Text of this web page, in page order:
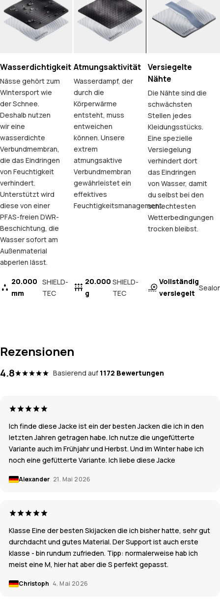
Wasserdichtigkeit
Nässe gehört zum
Wintersport wie
der Schnee.
Deshalb nutzen
wir eine
wasserdichte
Verbundmembran,
die das Eindringen
von Feuchtigkeit
verhindert.
Unterstützt wird
diese von einer
PFAS-freien DWR-
Beschichtung, die
Wasser sofort am
Außenmaterial
abperlen lässt.
20.000
mm
SHIELD-
TEC
Atmungsaktivität
Wasserdampf, der
durch die
Körperwärme
entsteht, muss
entweichen
können. Unsere
extrem
atmungsaktive
Verbundmembran
gewährleistet ein
effektives
Feuchtigkeitsmanagement.
20.000
g
SHIELD-
TEC
Versiegelte
Nähte
Die Nähte sind die
schwächsten
Stellen jedes
Kleidungsstücks.
Eine spezielle
Versiegelung
verhindert dort
das Eindringen
von Wasser, damit
du selbst bei den
schlechtesten
Wetterbedingungen
trocken bleibst.
Vollständig
versiegelt
Rezensionen
4.8 Basierend auf 1172 Bewertungen
Ich finde diese Jacke ist ein der besten Jacken die ich in den
letzten Jahren getragen habe. Ich nutze die ungefütterte
Variante auch im Frühjahr und Herbst. Und im Winter habe ich
noch eine gefütterte Variante. Ich liebe diese Jacke
Alexander 21. Mai 2026
Klasse Eine der besten Skijacken die ich bisher hatte, sehr gut
durchdacht und gutes Material. Der Support ist auch erste
klasse - bin rundum zufrieden. Tipp: normalerweise hab ich
meist eine M, hier hat aber die S perfekt gepasst.
Christoph 4. Mai 2026